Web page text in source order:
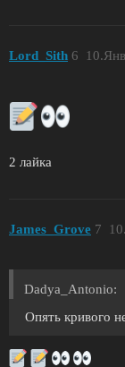
Lord_Sith 6
2 лайка
James_Grove 7
Dadya_Antonio:
Опять кривого